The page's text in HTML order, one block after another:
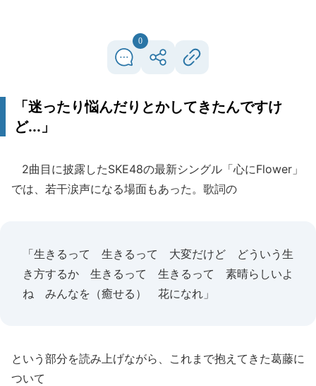
0
「迷ったり悩んだりとかしてきたんですけ
ど...」
2曲目に披露したSKE48の最新シングル「心にFlower」
では、若干涙声になる場面もあった。歌詞の
「生きるって 生きるって 大変だけど どういう生
き方するか 生きるって 生きるって 素晴らしいよ
ね みんなを（癒せる） 花になれ」
という部分を読み上げながら、これまで抱えてきた葛藤に
ついて